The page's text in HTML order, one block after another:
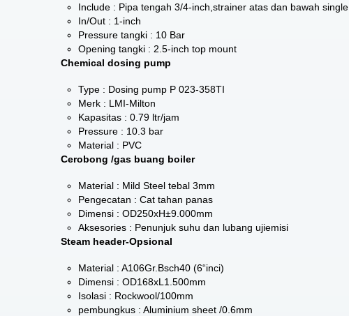
Include : Pipa tengah 3/4-inch,strainer atas dan bawah single
In/Out : 1-inch
Pressure tangki : 10 Bar
Opening tangki : 2.5-inch top mount
Chemical dosing pump
Type : Dosing pump P 023-358TI
Merk : LMI-Milton
Kapasitas : 0.79 ltr/jam
Pressure : 10.3 bar
Material : PVC
Cerobong /gas buang boiler
Material : Mild Steel tebal 3mm
Pengecatan : Cat tahan panas
Dimensi : OD250xH±9.000mm
Aksesories : Penunjuk suhu dan lubang ujiemisi
Steam header-Opsional
Material : A106Gr.Bsch40 (6“inci)
Dimensi : OD168xL1.500mm
Isolasi : Rockwool/100mm
pembungkus : Aluminium sheet /0.6mm